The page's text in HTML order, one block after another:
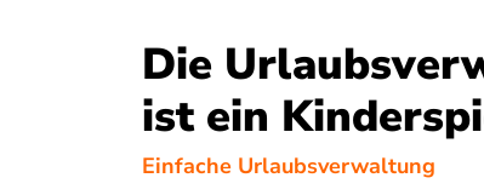
Die
ist ein
Einfache Urlaubsverwaltung